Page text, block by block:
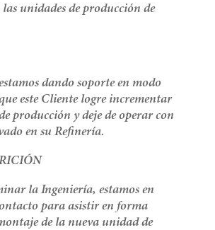
las unidades de producción de
dando soporte en modo
este Cliente logre incrementar
producción y deje de operar con
en su Refinería.
la Ingeniería, estamos en
para asistir en forma
de la nueva unidad de